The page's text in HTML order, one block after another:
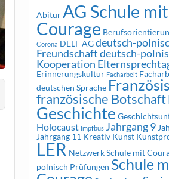
AbiturAG Schule mit
Courage
Corona DELF AGdeutsch-
Freundschaftdeutsch-
Kooperation
Erinnerungskultur Facharbeit
deutschen Sprache
französische Botschaft
Geschichte
Holocaust Impfbus Jahrgang 9
Jahrgang 11 Kreativ Kunst
LER Netzwerk Schule mit
polnisch Prüfungen Schule